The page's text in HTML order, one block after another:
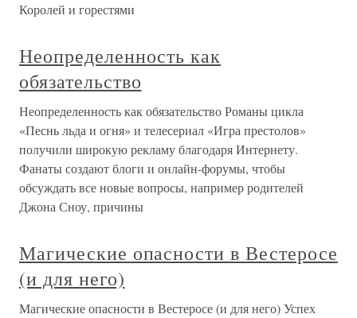
Королей и горестями
Неопределенность как
обязательство
Неопределенность как обязательство Романы цикла
«Песнь льда и огня» и телесериал «Игра престолов»
получили широкую рекламу благодаря Интернету.
Фанаты создают блоги и онлайн-форумы, чтобы
обсуждать все новые вопросы, например родителей
Джона Сноу, причины
Магические опасности в Вестеросе
(и для него)
Магические опасности в Вестеросе (и для него) Успех